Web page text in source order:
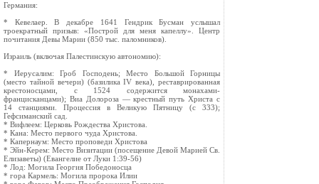
Германия:
* Кевелаер. В декабре 1641 Гендрик Бусман услышал
троекратный призыв: «Построй для меня капеллу». Центр
почитания Девы Марии (850 тыс. паломников).
Израиль (включая Палестинскую автономию):
* Иерусалим: Гроб Господень; Место Большой Горницы
(место тайной вечери) (базилика IV века), реставрированная
крестоносцами, с 1524 содержится монахами-
францисканцами); Виа Долороза — крестный путь Христа с
14 станциями. Процессия в Великую Пятницу (с 333);
Гефсиманский сад.
* Вифлеем: Церковь Рождества Христова.
* Кана: Место первого чуда Христова.
* Капернаум: Место проповеди Христова
* Эйн-Керем: Место Визитации (посещение Девой Марией Св.
Елизаветы) (Евангелие от Луки 1:39-56)
* Лод: Могила Георгия Победоносца
* гора Кармель: Могила пророка Илии